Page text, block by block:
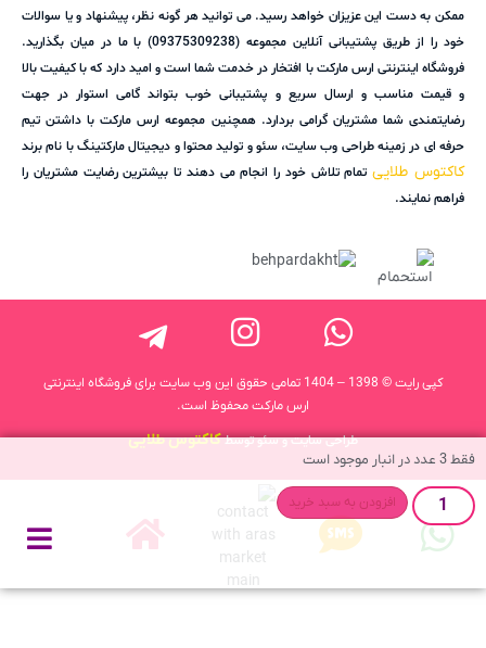
فقط 3 عدد در انبار موجود است
افزودن به سبد خرید
ممکن به دست این عزیزان خواهد رسید. می توانید هر گونه نظر، پیشنهاد و یا سوالات
خود را از طریق پشتیبانی آنلاین مجموعه (09375309238) با ما در میان بگذارید.
فروشگاه اینترنتی ارس مارکت با افتخار در خدمت شما است و امید دارد که با کیفیت بالا
و قیمت مناسب و ارسال سریع و پشتیبانی خوب بتواند گامی استوار در جهت
رضایتمندی شما مشتریان گرامی بردارد. همچنین مجموعه ارس مارکت با داشتن تیم
حرفه ای در زمینه طراحی وب سایت، سئو و تولید محتوا و دیجیتال مارکتینگ با نام برند
کاکتوس طلاییتمام تلاش خود را انجام می دهند تا بیشترین رضایت مشتریان را
فراهم نمایند.
کپی رایت © 1398 – 1404 تمامی حقوق این وب سایت برای فروشگاه اینترنتی
ارس مارکت محفوظ است.
طراحی سایت و سئو توسطکاکتوس طلایی